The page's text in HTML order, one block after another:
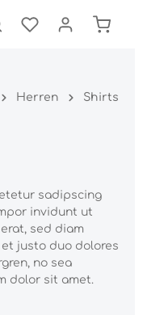
Herren Shirts
sadipscing
invidunt ut
sed diam
justo duo dolores
no sea
dolor sit amet.